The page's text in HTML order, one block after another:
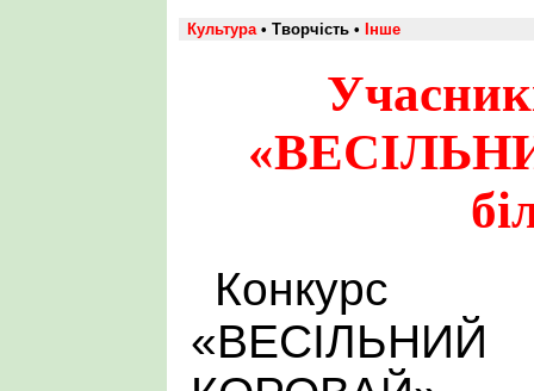
Культура• Творчість • Інше
Конкурс
«ВЕСІЛЬНИЙ